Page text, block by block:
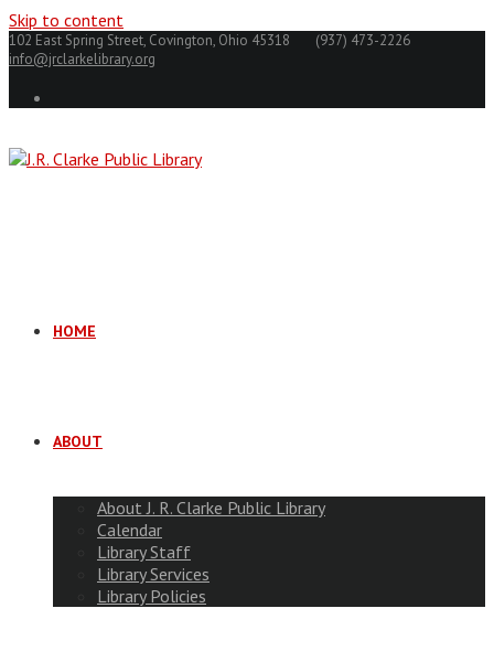
Skip to content
102 East Spring Street, Covington, Ohio 45318
(937) 473-2226
info@jrclarkelibrary.org
HOME
ABOUT
About J. R. Clarke Public Library
Calendar
Library Staff
Library Services
Library Policies